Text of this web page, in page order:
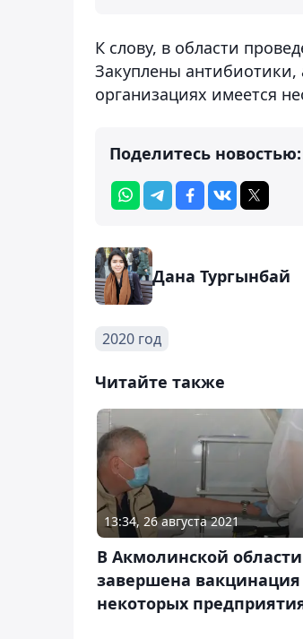
К слову, в области
Закуплены
организациях имеется
Поделитесь новостью:
Дана Тургынбай
2020 год
Читайте также
13:34, 26 августа 2021
В Акмолинской области
завершена вакцинация
некоторых